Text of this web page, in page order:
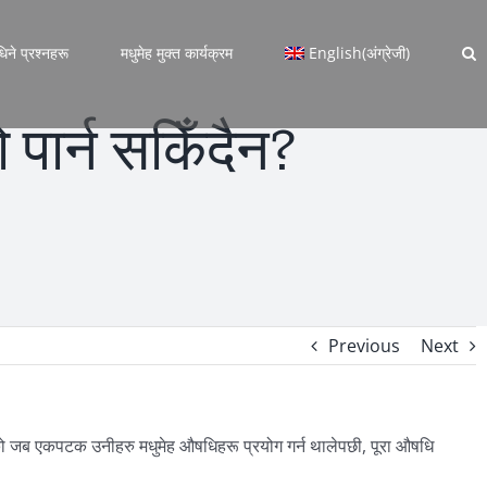
प्रश्नहरू मधुमेह मुक्त कार्यक्रम English(अंग्रेजी)
सकिँदैन?
Previous Next
एकपटक उनीहरु मधुमेह औषधिहरू प्रयोग गर्न थालेपछी, पूरा औषधि